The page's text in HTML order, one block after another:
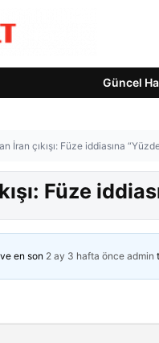
Güncel
İran çıkışı: Füze iddiasına
Füze
en son 2 ay 3 hafta önce admin